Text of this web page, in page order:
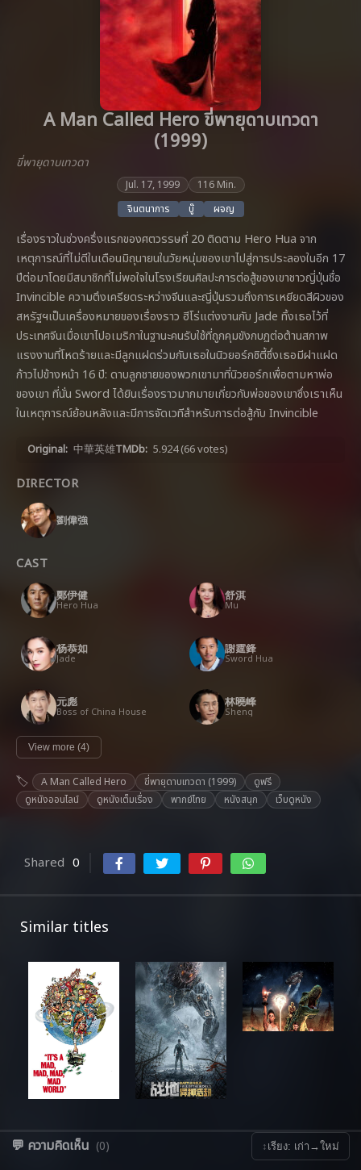
A Man Called Hero ขี่พายุดาบเทวดา
(1999)
ขี่พายุดาบเทวดา
Jul. 17, 1999
116 Min.
จินตนาการ
บู๊ ผจญ
เรื่องราวในช่วงครึ่งแรกของศตวรรษที่ 20 ติดตาม Hero Hua จาก
เหตุการณ์ที่ไม่ดีในเดือนมิถุนายนในวัยหนุ่มของเขาไปสู่การประลองในอีก 17
ปีต่อมาโดยมีสมาชิกที่ไม่พอใจในโรงเรียนศิลปะการต่อสู้ของเขาชาวญี่ปุ่นชื่อ
Invincible ความตึงเครียดระหว่างจีนและญี่ปุ่นรวมถึงการเหยียดสีผิวของ
สหรัฐฯเป็นเครื่องหมายของเรื่องราว ฮีโร่แต่งงานกับ Jade ทิ้งเธอไว้ที่
ประเทศจีนเมื่อเขาไปอเมริกาในฐานะคนรับใช้ที่ถูกคุมขังกบฏต่อต้านสภาพ
แรงงานที่โหดร้ายและมีลูกแฝดร่วมกับเธอในนิวยอร์กซิตี้ซึ่งเธอมีฝาแฝด
ก้าวไปข้างหน้า 16 ปี: ดาบลูกชายของพวกเขามาที่นิวยอร์กเพื่อตามหาพ่อ
ของเขา ที่นั่น Sword ได้ยินเรื่องราวมากมายเกี่ยวกับพ่อของเขาซึ่งเราเห็น
ในเหตุการณ์ย้อนหลังและมีการจัดเวทีสำหรับการต่อสู้กับ Invincible
Original: 中華英雄TMDb: 5.924(66 votes)
DIRECTOR
劉偉強
CAST
鄭伊健
Hero Hua
舒淇
Mu
杨恭如
Jade
謝霆鋒
Sword Hua
元彪
Boss of China House
林曉峰
Sheng
View more (4)
A Man Called Hero ขี่พายุดาบเทวดา (1999)
ดูฟรี
ดูหนังออนไลน์
ดูหนังเต็มเรื่อง พากย์ไทย หนังสนุก เว็บดูหนัง
Shared 0
Similar titles
💬 ความคิดเห็น (0) ↕ เรียง: เก่า→ใหม่